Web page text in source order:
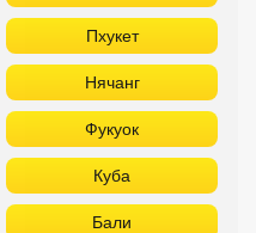
Пхукет
Нячанг
Фукуок
Куба
Бали